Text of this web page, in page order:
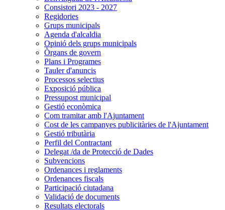
Consistori 2023 - 2027
Regidories
Grups municipals
Agenda d'alcaldia
Opinió dels grups municipals
Òrgans de govern
Plans i Programes
Tauler d'anuncis
Processos selectius
Exposició pública
Pressupost municipal
Gestió econòmica
Com tramitar amb l'Ajuntament
Cost de les campanyes publicitàries de l'Ajuntament
Gestió tributària
Perfil del Contractant
Delegat /da de Protecció de Dades
Subvencions
Ordenances i reglaments
Ordenances fiscals
Participació ciutadana
Validació de documents
Resultats electorals